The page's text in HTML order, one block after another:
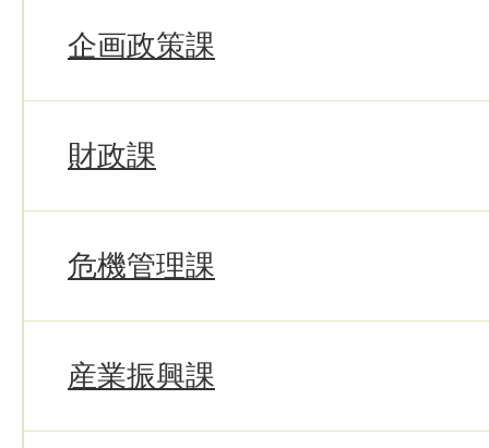
企画政策課
財政課
危機管理課
産業振興課